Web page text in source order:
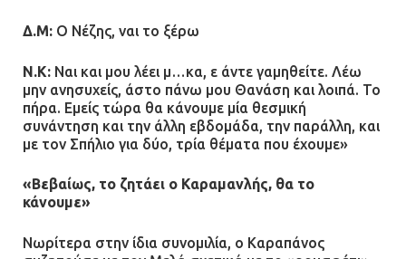
Δ.Μ: Ο Νέζης, ναι το ξέρω
Ν.Κ: Ναι και μου λέει μ…κα, ε άντε γαμηθείτε. Λέω
μην ανησυχείς, άστο πάνω μου Θανάση και λοιπά. Το
πήρα. Εμείς τώρα θα κάνουμε μία θεσμική
συνάντηση και την άλλη εβδομάδα, την παράλλη, και
με τον Σπήλιο για δύο, τρία θέματα που έχουμε»
«Βεβαίως, το ζητάει ο Καραμανλής, θα το
κάνουμε»
Νωρίτερα στην ίδια συνομιλία, ο Καραπάνος